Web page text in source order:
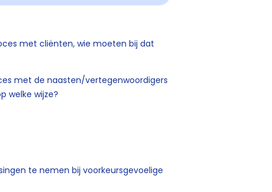
met cliënten, wie moeten bij dat
met de naasten/vertegenwoordigers
welke wijze?
te nemen bij voorkeursgevoelige